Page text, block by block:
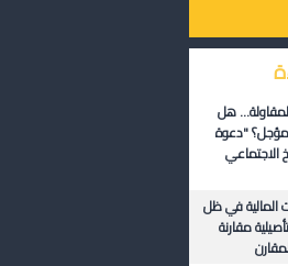
هل
مؤجل؟ "دعوة
الاجتماعي
المالية في ظل
مقارنة